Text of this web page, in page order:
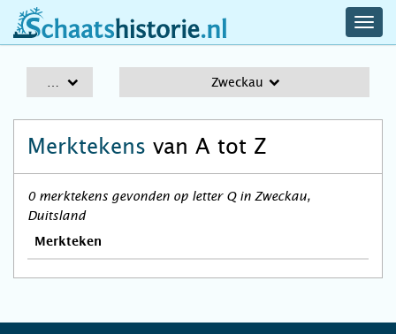
schaatshistorie.nl
Zweckau
Merktekens van A tot Z
0 merktekens gevonden op letter Q in Zweckau,
Duitsland
Merkteken